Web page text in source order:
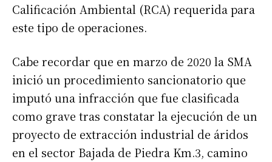
Calificación Ambiental (RCA) requerida para
este tipo de operaciones.
Cabe recordar que en marzo de 2020 la SMA
inició un procedimiento sancionatorio que
imputó una infracción que fue clasificada
como grave tras constatar la ejecución de un
proyecto de extracción industrial de áridos
en el sector Bajada de Piedra Km.3, camino